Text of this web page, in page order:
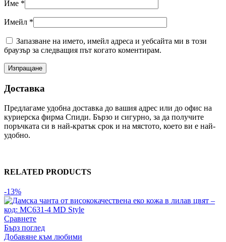
Име *
Имейл *
Запазване на името, имейл адреса и уебсайта ми в този
браузър за следващия път когато коментирам.
Доставка
Предлагаме удобна доставка до вашия адрес или до офис на
куриерска фирма Спиди. Бързо и сигурно, за да получите
поръчката си в най-кратък срок и на мястото, което ви е най-
удобно.
RELATED PRODUCTS
-13%
Сравнете
Бърз поглед
Добавяне към любими